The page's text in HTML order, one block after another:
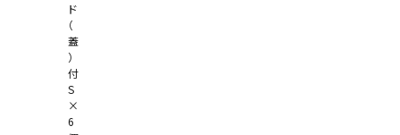
ド
（
蓋
）
付
S
×
6